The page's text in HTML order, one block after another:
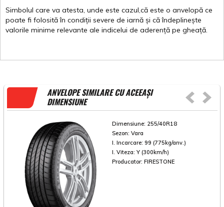
Simbolul care va atesta, unde este cazul,că este o anvelopă ce
poate fi folosită în condiții severe de iarnă și că îndeplinește
valorile minime relevante ale indicelui de aderență pe gheață.
ANVELOPE SIMILARE CU ACEEAȘI
DIMENSIUNE
Dimensiune: 255/40R18
Sezon: Vara
I. Incarcare: 99 (775kg/anv.)
I. Viteza: Y (300km/h)
Producator: FIRESTONE